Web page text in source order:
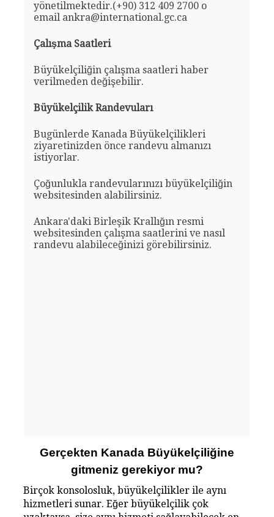
yönetilmektedir.(+90) 312 409 2700 o
email ankra@international.gc.ca
Çalışma Saatleri
Büyükelçiliğin çalışma saatleri haber
verilmeden değişebilir.
Büyükelçilik Randevuları
Bugünlerde Kanada Büyükelçilikleri
ziyaretinizden önce randevu almanızı
istiyorlar.
Çoğunlukla randevularınızı büyükelçiliğin
websitesinden alabilirsiniz.
Ankara'daki Birleşik Krallığın resmi
websitesinden çalışma saatlerini ve nasıl
randevu alabileceğinizi görebilirsiniz.
Gerçekten Kanada Büyükelçiliğine
gitmeniz gerekiyor mu?
Birçok konsolosluk, büyükelçilikler ile aynı
hizmetleri sunar. Eğer büyükelçilik çok